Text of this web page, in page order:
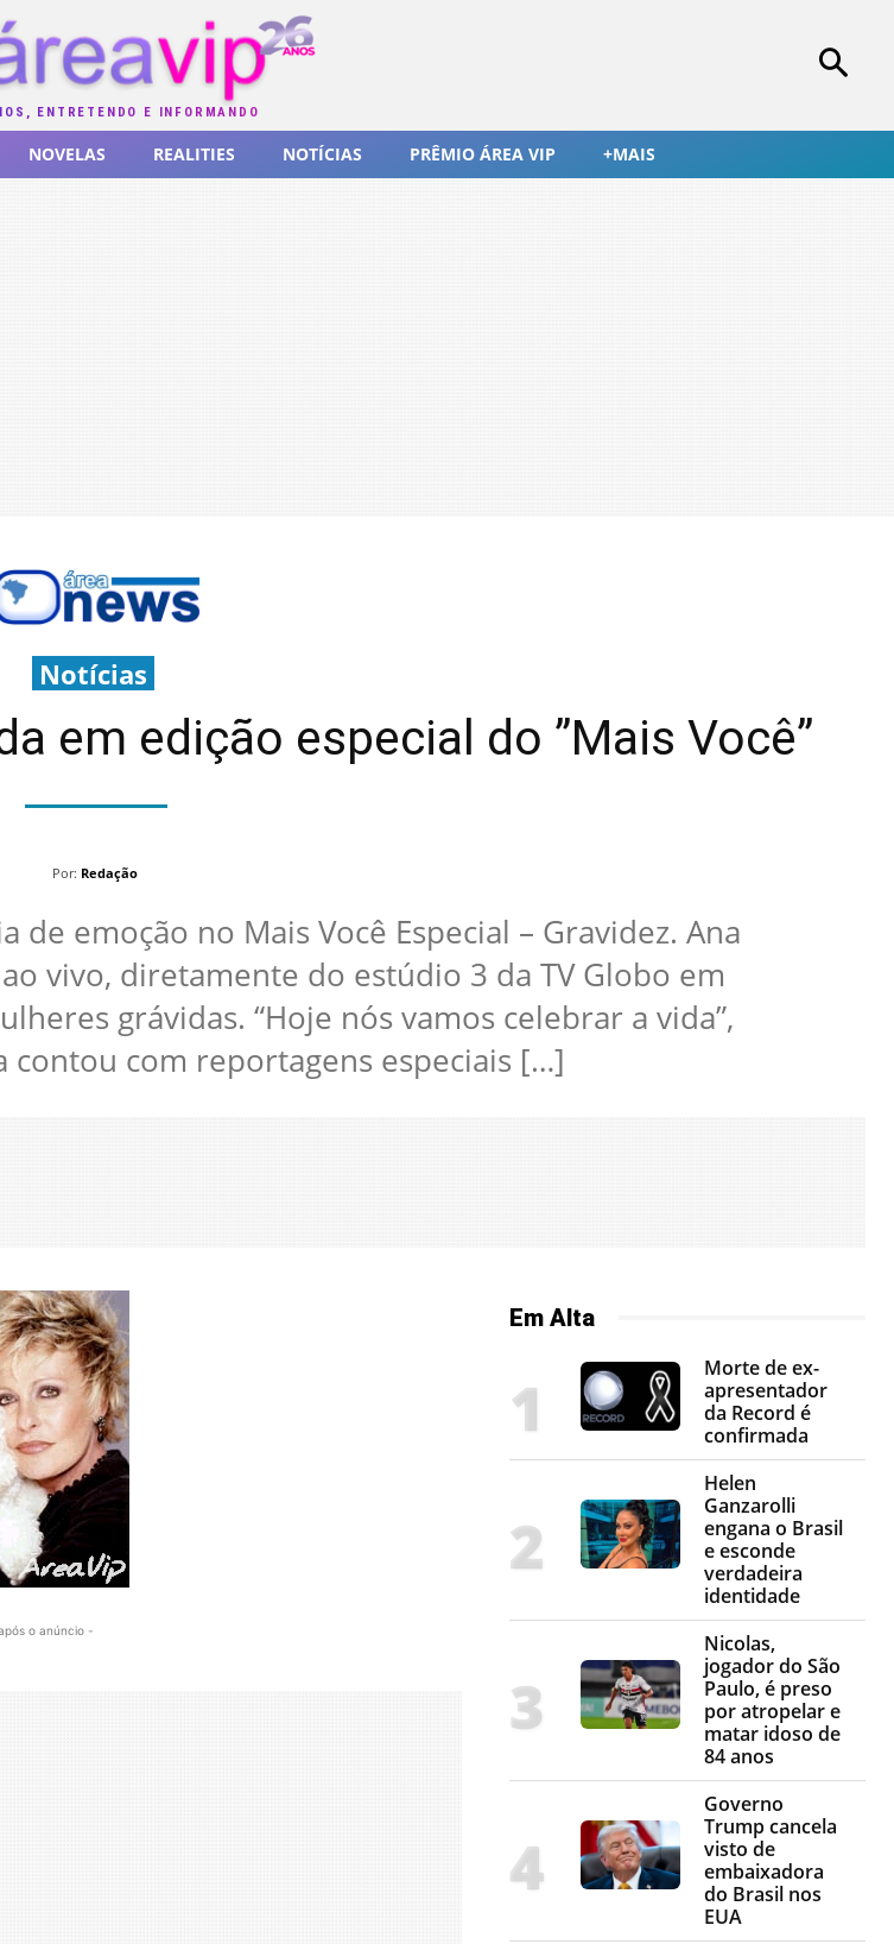
ENTRETENDO E INFORMANDO
NOVELAS REALITIES NOTÍCIAS PRÊMIO ÁREA VIP +MAIS
Notícias
em edição especial do ”Mais Você”
Por: Redação
de emoção no Mais Você Especial – Gravidez. Ana
vivo, diretamente do estúdio 3 da TV Globo em
grávidas. “Hoje nós vamos celebrar a vida”,
contou com reportagens especiais […]
o anúncio -
Em Alta
Morte de ex-
apresentador
da Record é
confirmada
Helen
Ganzarolli
engana o Brasil
e esconde
verdadeira
identidade
Nicolas,
jogador do São
Paulo, é preso
por atropelar e
matar idoso de
84 anos
Governo
Trump cancela
visto de
embaixadora
do Brasil nos
EUA